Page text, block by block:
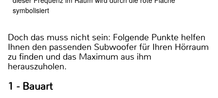
symbolisiert
Doch das muss nicht sein: Folgende Punkte helfen
Ihnen den passenden Subwoofer für Ihren Hörraum
zu finden und das Maximum aus ihm
herauszuholen.
1 - Bauart